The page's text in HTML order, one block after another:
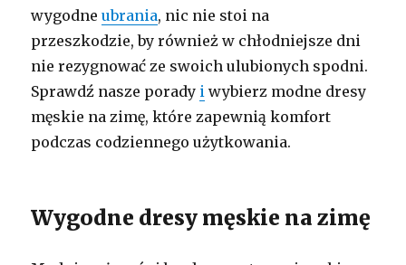
wygodneubrania, nic nie stoi na
przeszkodzie, by również w chłodniejsze dni
nie rezygnować ze swoich ulubionych spodni.
Sprawdź nasze porady i wybierz modne dresy
męskie na zimę, które zapewnią komfort
podczas codziennego użytkowania.
Wygodne dresy męskie na zimę